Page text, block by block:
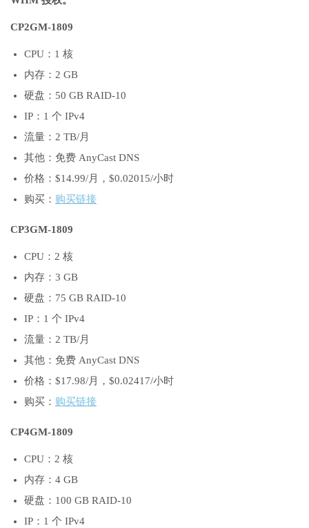
CP2GM-1809
CPU：1 核
内存：2 GB
硬盘：50 GB RAID-10
IP：1 个 IPv4
流量：2 TB/月
其他：免费 AnyCast DNS
价格：$14.99/月，$0.02015/小时
购买： 购买链接
CP3GM-1809
CPU：2 核
内存：3 GB
硬盘：75 GB RAID-10
IP：1 个 IPv4
流量：2 TB/月
其他：免费 AnyCast DNS
价格：$17.98/月，$0.02417/小时
购买： 购买链接
CP4GM-1809
CPU：2 核
内存：4 GB
硬盘：100 GB RAID-10
IP：1 个 IPv4